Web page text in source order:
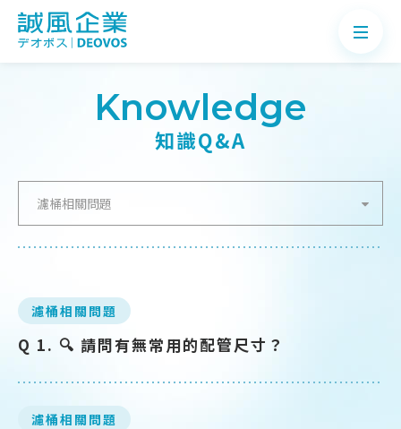
Knowledge
知識Q&A
濾桶相關問題
濾桶相關問題
Q 1. 🔍 請問有無常用的配管尺寸？
濾桶相關問題
案例分享
聯絡我們